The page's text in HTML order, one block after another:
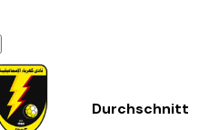
Durchschnitt